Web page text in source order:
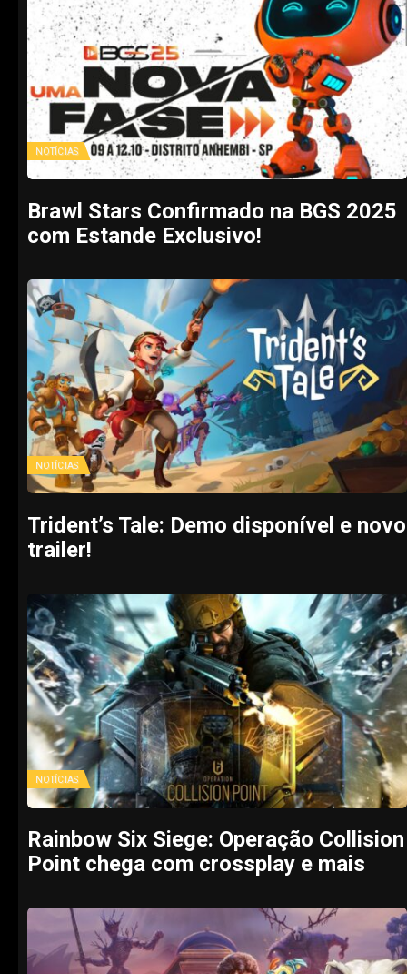
NOTÍCIAS
Brawl Stars Confirmado na BGS 2025
com Estande Exclusivo!
NOTÍCIAS
Trident’s Tale: Demo disponível e novo
trailer!
NOTÍCIAS
Rainbow Six Siege: Operação Collision
Point chega com crossplay e mais